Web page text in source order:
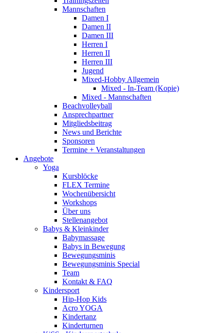
Mannschaften
Damen I
Damen II
Damen III
Herren I
Herren II
Herren III
Jugend
Mixed-Hobby Allgemein
Mixed - In-Team (Kopie)
Mixed - Mannschaften
Beachvolleyball
Ansprechpartner
Mitgliedsbeitrag
News und Berichte
Sponsoren
Termine + Veranstaltungen
Angebote
Yoga
Kursblöcke
FLEX Termine
Wochenübersicht
Workshops
Über uns
Stellenangebot
Babys & Kleinkinder
Babymassage
Babys in Bewegung
Bewegungsminis
Bewegungsminis Special
Team
Kontakt & FAQ
Kindersport
Hip-Hop Kids
Acro YOGA
Kindertanz
Kinderturnen